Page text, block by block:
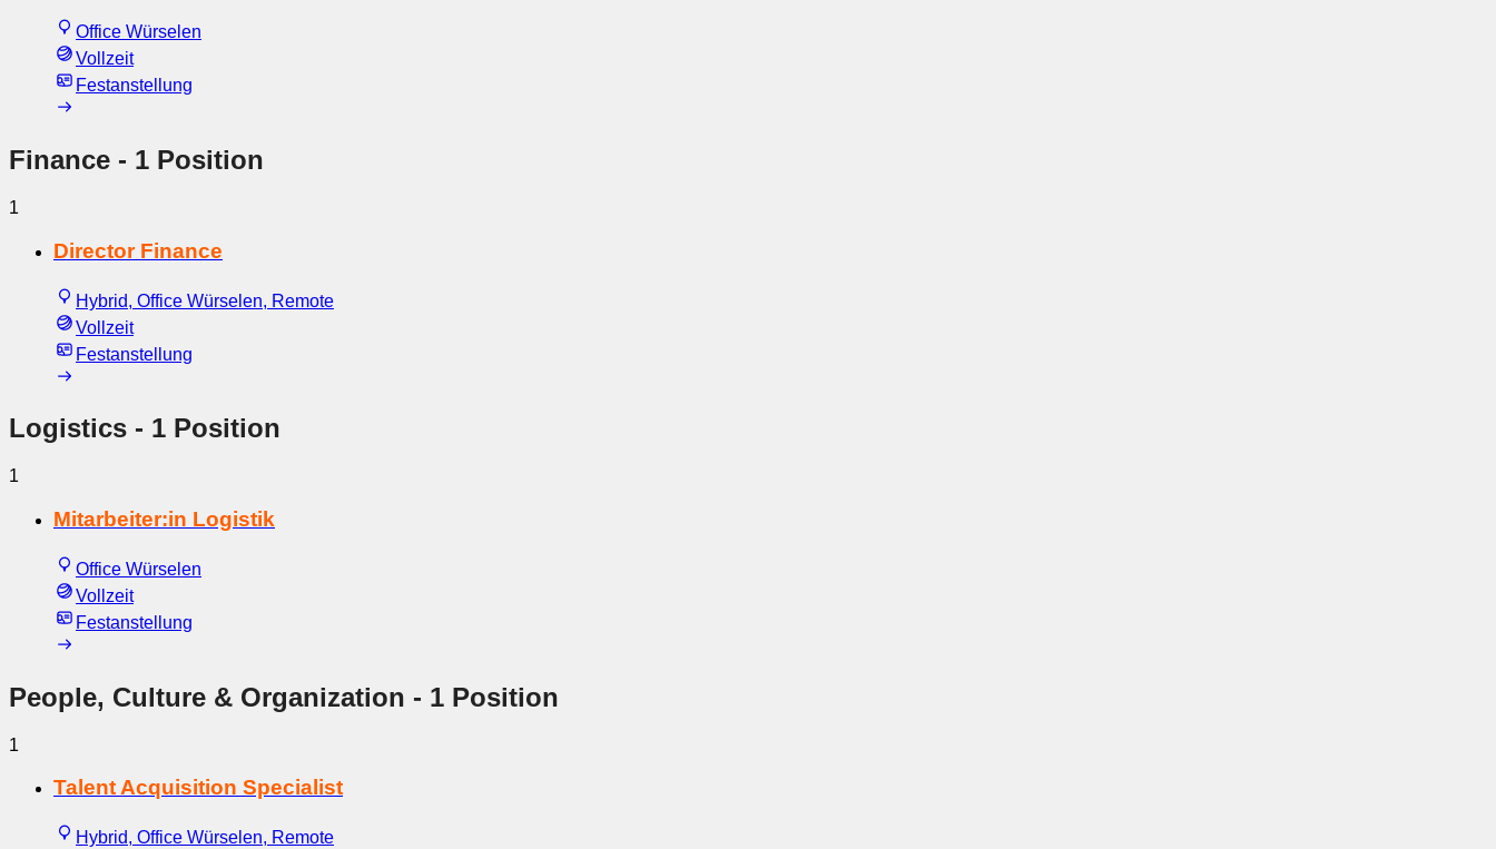
Office Würselen
Vollzeit
Festanstellung
Finance - 1 Position
1
Director Finance
Hybrid, Office Würselen, Remote
Vollzeit
Festanstellung
Logistics - 1 Position
1
Mitarbeiter:in Logistik
Office Würselen
Vollzeit
Festanstellung
People, Culture & Organization - 1 Position
1
Talent Acquisition Specialist
Hybrid, Office Würselen, Remote